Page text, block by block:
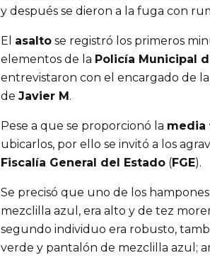
y después se dieron a la fuga con
El asalto se registró los primeros
elementos de la Policía Municipal
entrevistaron con el encargado de
de Javier M.
Pese a que se proporcionó la media
ubicarlos, por ello se invitó a los
Fiscalía General del Estado (FGE).
Se precisó que uno de los
mezclilla azul, era alto y de tez
segundo individuo era robusto,
verde y pantalón de mezclilla azul;